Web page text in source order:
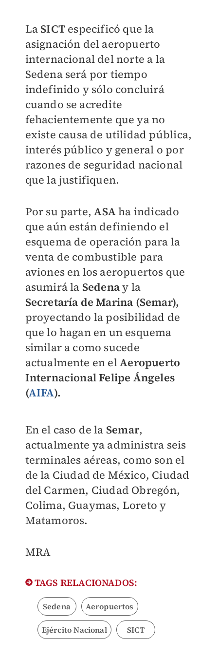
La SICT especificó que la
asignación del aeropuerto
internacional del norte a la
Sedena será por tiempo
indefinido y sólo concluirá
cuando se acredite
fehacientemente que ya no
existe causa de utilidad pública,
interés público y general o por
razones de seguridad nacional
que la justifiquen.
Por su parte,ASAha indicado
que aún están definiendo el
esquema de operación para la
venta de combustible para
aviones en los aeropuertos que
asumirá la Sedenay la
Secretaría de Marina (Semar),
proyectando la posibilidad de
que lo hagan en un esquema
similar a como sucede
actualmente en elAeropuerto
Internacional Felipe Ángeles
(AIFA).
En el caso de la Semar,
actualmente ya administra seis
terminales aéreas, como son el
de la Ciudad de México, Ciudad
del Carmen, Ciudad Obregón,
Colima, Guaymas, Loreto y
Matamoros.
MRA
TAGS RELACIONADOS:
Sedena Aeropuertos
Ejército Nacional SICT